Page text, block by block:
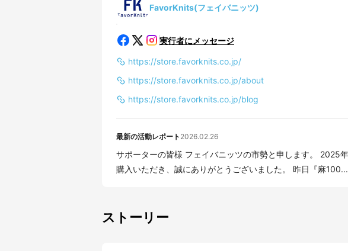
FavorKnits(フェイバニッツ)
実行者にメッセージ
https://store.favorknits.co.jp/
https://store.favorknits.co.jp/about
https://store.favorknits.co.jp/blog
最新の活動レポート 2026.02.26
サポーターの皆様 フェイバニッツの市勢と申します。 2025年秋のプロジェクトでは、応援
購入いただき、誠にありがとうございました。 昨日『麻100...
ストーリー